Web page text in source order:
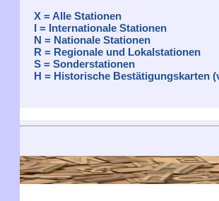
X = Alle Stationen
I = Internationale Stationen
N = Nationale Stationen
R = Regionale und Lokalstationen
S = Sonderstationen
H = Historische Bestätigungskarten